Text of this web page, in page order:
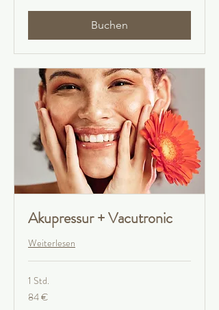
Buchen
Akupressur + Vacutronic
Weiterlesen
1 Std.
84
Euro
84 €